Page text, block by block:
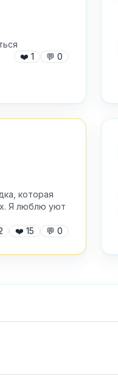
игры
и
и блоги
и биржи
через Telegram
❤️ 1 💬 0
которая
Я люблю уют
❤️ 15 💬 0